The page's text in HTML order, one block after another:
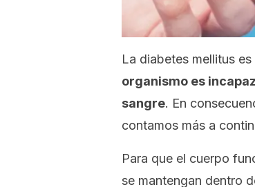
La diabetes mellitus
organismo es
sangre. En
contamos más a
Para que el cuerpo
se mantengan dentro